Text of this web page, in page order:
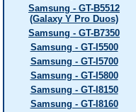
Samsung - GT-B5512
(Galaxy Y Pro Duos)
Samsung - GT-B7350
Samsung - GT-I5500
Samsung - GT-I5700
Samsung - GT-I5800
Samsung - GT-I8150
Samsung - GT-I8160